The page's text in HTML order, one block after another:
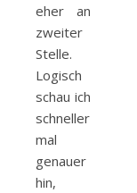
eher an
zweiter
Stelle.
Logisch
schau ich
schneller
mal
genauer
hin,